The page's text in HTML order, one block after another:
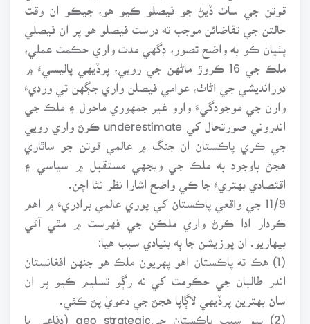
قوتن جي ساٿ ڏيڻ جو فيصلو ڪيو هو، جيڪو ان وقت
حالتن جي تقاضائن موجب ته درست فيصلو هو پر ان فيصلي
پٺيان ڪو به واضح تصور، ڊگهي مدت واري حڪمت عملي،
ملڪ جي 16 ڪروڙ ماڻهن جي رويي، پرڏيهي پاليسيءَ ۾
دورانديشي جي اڻاٺ، عوامي فيصلن واري جڳهن تي ورديءَ
وارن جي موجودگيءَ وارو غير جمهوري ماحول ۽ ملڪ جي
اندروني صورتحال کي underestimate ڪرڻ واري رويي
جي ڪري پاڪستان ان جنگ ۾ عالمي قوتن جو ساٿاري
هجڻ باوجود به ملڪ جي ويجهي مستقبل ۾ سياسي ۽
اقتصادي بهتريءَ جا ڪي واضح اشارا نظر نٿا اچن.
11/9 جي واقعي پاڪستان کي پوري عالمي برادريءَ ۾ اهم
ڪردار ادا ڪرڻ واري ملڪن جي فهرست ۾ مٿي آڻي
بيهاريو. ان پوزيشن جا ٻه بنيادي سبب هيا:
(1) هڪ ته پاڪستان اهو پهريون ملڪ هو جنهن افغانستان
اندر طالبان جي حڪومت کي نه رڳو تسليم ڪيو پر ان
سان بهترين پرڏيهي لاڳاپا هجڻ جي دعويٰ پڻ ڪئي.
(2) ٻيو سبب پاڪستان جيgeo strategic (دفاعي يا